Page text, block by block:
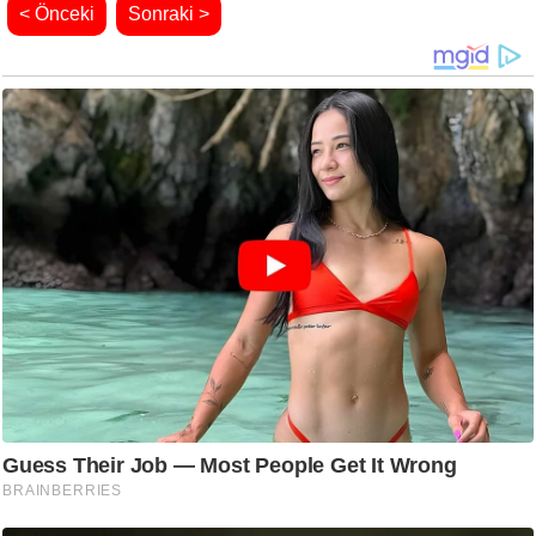
< Önceki Sonraki >